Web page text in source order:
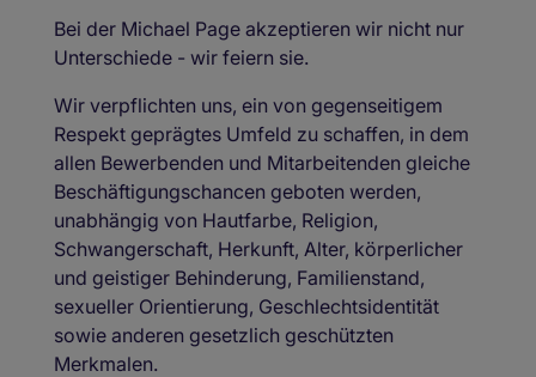
Bei der Michael Page akzeptieren wir nicht nur
Unterschiede - wir feiern sie.
Wir verpflichten uns, ein von gegenseitigem
Respekt geprägtes Umfeld zu schaffen, in dem
allen Bewerbenden und Mitarbeitenden gleiche
Beschäftigungschancen geboten werden,
unabhängig von Hautfarbe, Religion,
Schwangerschaft, Herkunft, Alter, körperlicher
und geistiger Behinderung, Familienstand,
sexueller Orientierung, Geschlechtsidentität
sowie anderen gesetzlich geschützten
Merkmalen.